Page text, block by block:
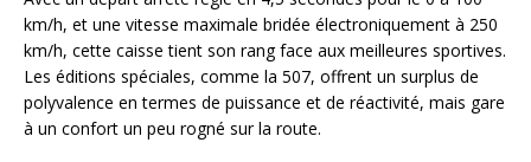
km/h, et une vitesse maximale bridée électroniquement à 250
km/h, cette caisse tient son rang face aux meilleures sportives.
Les éditions spéciales, comme la 507, offrent un surplus de
polyvalence en termes de puissance et de réactivité, mais gare
à un confort un peu rogné sur la route.